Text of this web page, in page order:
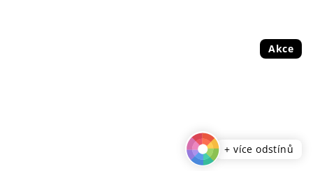
Akce
+ více odstínů